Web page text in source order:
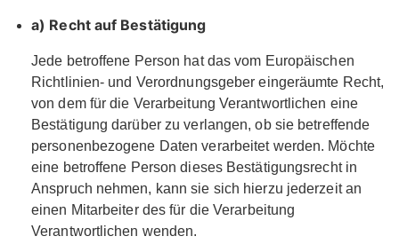
a) Recht auf Bestätigung
Jede betroffene Person hat das vom Europäischen
Richtlinien- und Verordnungsgeber eingeräumte Recht,
von dem für die Verarbeitung Verantwortlichen eine
Bestätigung darüber zu verlangen, ob sie betreffende
personenbezogene Daten verarbeitet werden. Möchte
eine betroffene Person dieses Bestätigungsrecht in
Anspruch nehmen, kann sie sich hierzu jederzeit an
einen Mitarbeiter des für die Verarbeitung
Verantwortlichen wenden.